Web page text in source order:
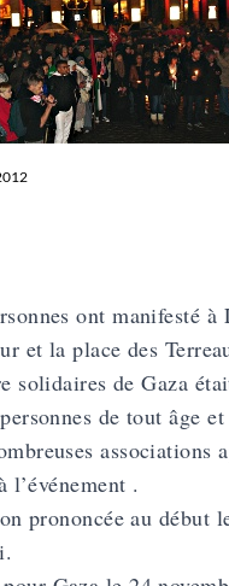
ont manifesté à
et la place des
solidaires de Gaza
de tout âge
associations
.
prononcée au début
.